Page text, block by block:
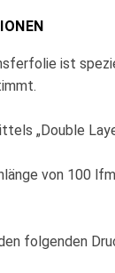
ist
„Double
von 100
folgenden